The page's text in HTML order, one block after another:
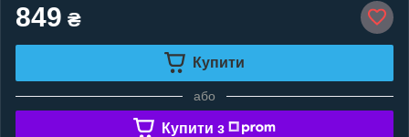
849 ₴
Купити
або
Купити з